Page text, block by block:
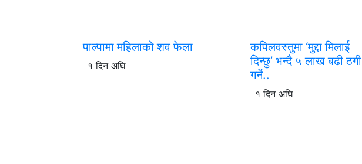
पाल्पामा महिलाको शव फेला
१ दिन अघि
कपिलवस्तुमा ‘मुद्दा मिलाई
दिन्छु’ भन्दै ५ लाख बढी ठगी
गर्ने..
१ दिन अघि